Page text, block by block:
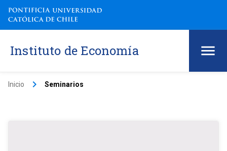
Instituto de Economía
Inicio keyboard_arrow_right Seminarios